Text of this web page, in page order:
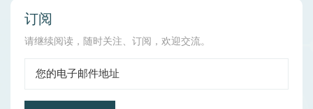
订阅
请继续阅读，随时关注、订阅，欢迎交流。